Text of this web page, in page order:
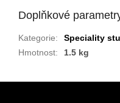
Doplňkové
Kategorie:
Speciality
Hmotnost: 1.5 kg